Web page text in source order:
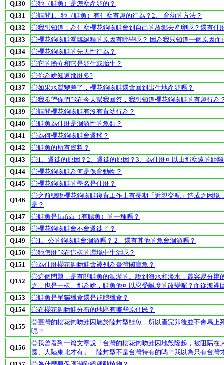
Q130
◎牠（鮭魚）是怎麼產卵的？
Q131
◎請問1、牠（鮭魚）有什麼有趣的行為？2、 育幼的方法？
Q132
◎我想知道：為什麼櫻花鉤吻鮭會到自己的故鄉去產卵呢？還有什
Q133
◎櫻花鉤吻鮭瀕臨絕種的原因有哪些呢？ 因為我只知道一個原因而
Q134
◎櫻花鉤吻鮭的先天性行為？
Q135
◎它的簡介和它是卵生或胎生？
Q136
◎你為啥知道那麼多?
Q137
◎如果水質變差了，櫻花鉤吻鮭還會回到出生地產卵嗎？
Q138
◎我希望你們能在今天幫我回答，我想知道櫻花鉤吻鮭的有趣行為
Q139
◎請問櫻花鉤吻鮭有沒有育幼行為？
Q140
◎鮭魚為什麼是洄游性的魚類？
Q141
◎為何櫻花鉤吻鮭會遷移？
Q142
◎鮭魚的所有資料？
Q143
◎1、遷徒的原因？2、遷徒的原因？3、為什麼可以由那麼遠的距
Q144
◎櫻花鉤吻鮭為何是保育動物？
Q145
◎櫻花鉤吻鮭的學名是什麼？
Q146
◎之前聽說櫻花鉤吻鮭復育工作上有長期「近親交配」造成之困
是？
Q147
◎鮭魚是finfish（有鰭魚）的一種嗎？
Q148
◎櫻花鉤吻鮭會不會遷徙ㄚ？
Q149
◎1、公的鉤吻鮭會洄游嗎？ 2、還有其他的魚會洄游嗎？
Q150
◎牠怎麼能在這樣的環境中生活呢？
Q151
◎為什麼櫻花鉤吻鮭會被列為臺灣國寶魚？
Q152
◎這個問題，是有關鮭魚的洄游的。說到海水和淡水，最容易分
之，也是一樣。那為啥，鮭魚他可以忍受鹹度的改變呢？而從海
Q153
◎鮭魚是單獨獵食還是群體獵食？
Q154
◎在櫻花鉤吻鮭分布的地區有哪些原住民？
Q155
◎臺灣的櫻花鉤吻鮭因屬於陸封型鮭魚，所以產完卵後並不會馬上
呢？
Q156
◎我曾看到一篇文章說「台灣的櫻花鉤吻鮭因地殼隆起，被阻隔
國、大陸東北才有」，陸封型不是台灣特有的嗎？我以為只有台灣